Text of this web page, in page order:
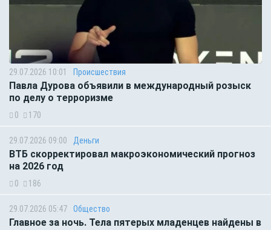
29.07.2026 10:01 Происшествия
Павла Дурова объявили в международный розыск
по делу о терроризме
0 170
29.07.2026 09:00 Деньги
ВТБ скорректировал макроэкономический прогноз
на 2026 год
0 186
29.07.2026 05:47 Общество
Главное за ночь. Тела пятерых младенцев найдены в